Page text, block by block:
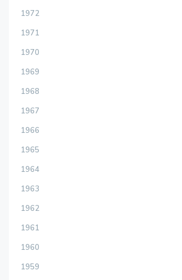
1972
1971
1970
1969
1968
1967
1966
1965
1964
1963
1962
1961
1960
1959